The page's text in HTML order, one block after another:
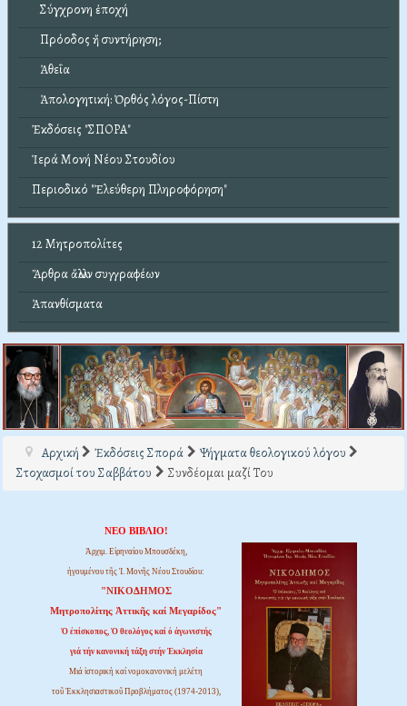
Σύγχρονη ἐποχή
Πρόοδος ἤ συντήρηση;
Ἀθεΐα
Ἀπολογητική: Ὀρθός λόγος-Πίστη
Ἐκδόσεις "ΣΠΟΡΑ"
Ἱερά Μονή Νέου Στουδίου
Περιοδικό "Ἐλεύθερη Πληροφόρηση"
12 Μητροπολίτες
Ἄρθρα ἄλλων συγγραφέων
Ἀπανθίσματα
Αρχική Ἐκδόσεις Σπορά
Ψήγματα θεολογικού λόγου
Στοχασμοί του Σαββάτου
Συνδέομαι μαζί Του
ΝΕΟ ΒΙΒΛΙΟ!
Ἀρχιμ. Εἰρηναίου Μπουσδέκη,
ἡγουμένου τῆς Ἱ. Μονῆς Νέου Στουδίου:
"ΝΙΚΟΔΗΜΟΣ
Μητροπολίτης Ἀττικῆς καί Μεγαρίδος"
Ὁ ἐπίσκοπος, Ὁ θεολόγος καί ὁ ἀγωνιστής
γιά τήν κανονική τάξη στήν Ἐκκλησία
Μιά ἱστορική καί νομοκανονική μελέτη
τοῦ Ἐκκλησιαστικοῦ Προβλήματος (1974-2013),